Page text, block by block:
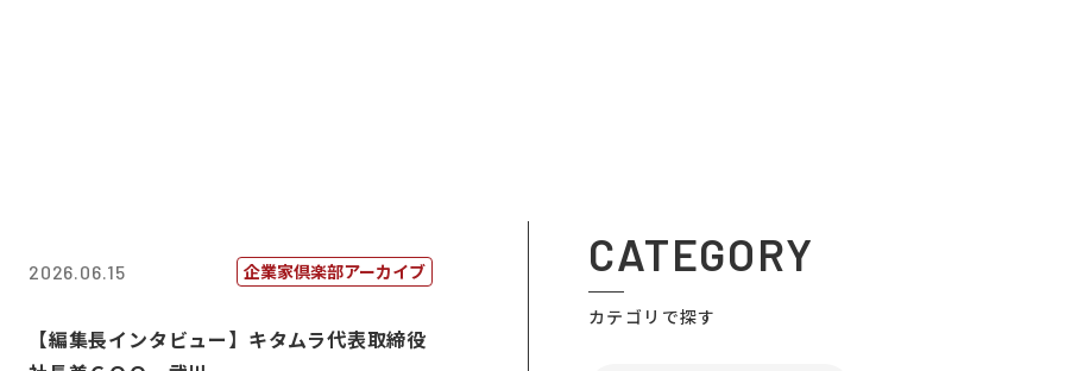
2026.06.15 企業家倶楽部アーカイブ
【編集長インタビュー】キタムラ代表取締役
CATEGORY
カテゴリで探す